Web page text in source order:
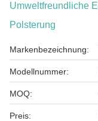
Umweltfreundliche
Polsterung
Markenbezeichnung:
Modellnummer:
MOQ:
Preis: